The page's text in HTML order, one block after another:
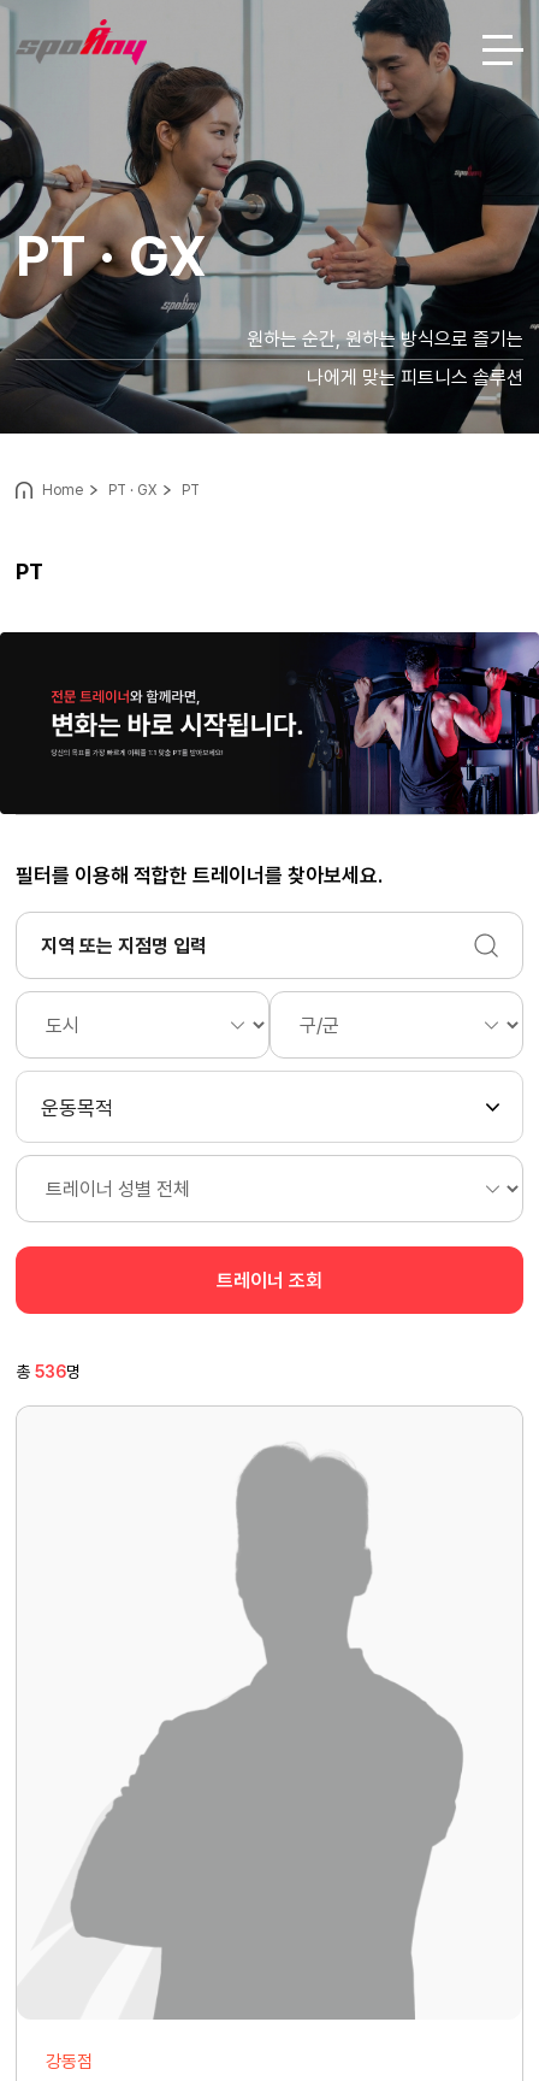
PT · GX
원하는 순간, 원하는 방식으로 즐기는
나에게 맞는 피트니스 솔루션
PT
Home PT · GX PT
필터를 이용해 적합한 트레이너를 찾아보세요.
운동목적
트레이너 조회
총536명
강동점